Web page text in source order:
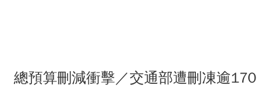
總預算刪減衝擊／交通部遭刪凍逾170